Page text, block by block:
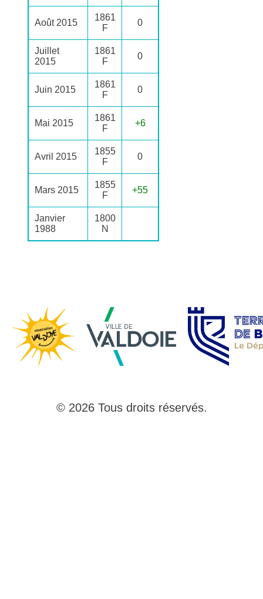
Août 2015
1861
F
0
Juillet
2015
1861
F
0
Juin 2015
1861
F
0
Mai 2015
1861
F
+6
Avril 2015
1855
F
0
Mars 2015
1855
F
+55
Janvier
1988
1800
N
© 2026 Tous droits réservés.